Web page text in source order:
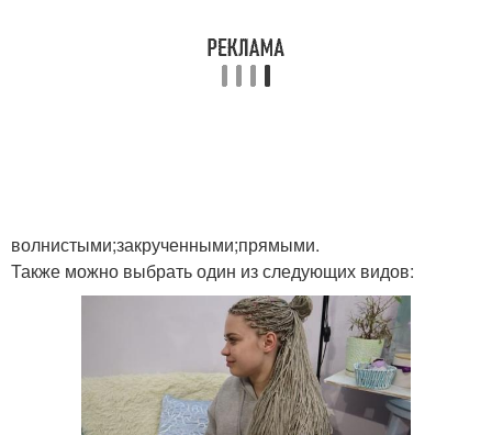
волнистыми;закрученными;прямыми.
Также можно выбрать один из следующих видов: